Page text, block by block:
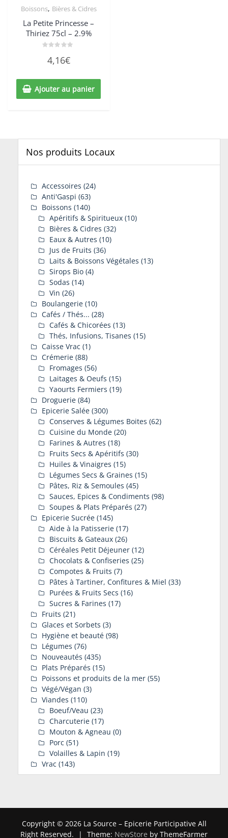
Boissons, Bières & Cidres
La Petite Princesse –
Thiriez 75cl – 2.9%
sur
4,16€
Ajouter au panier
Nos produits Locaux
Accessoires (24)
Anti'Gaspi (63)
Boissons (140)
Apéritifs & Spiritueux (10)
Bières & Cidres (32)
Eaux & Autres (10)
Jus de Fruits (36)
Laits & Boissons Végétales (13)
Sirops Bio (4)
Sodas (14)
Vin (26)
Boulangerie (10)
Cafés / Thés... (28)
Cafés & Chicorées (13)
Thés, Infusions, Tisanes (15)
Caisse Vrac (1)
Crémerie (88)
Fromages (56)
Laitages & Oeufs (15)
Yaourts Fermiers (19)
Droguerie (84)
Epicerie Salée (300)
Conserves & Légumes Boites (62)
Cuisine du Monde (20)
Farines & Autres (18)
Fruits Secs & Apéritifs (30)
Huiles & Vinaigres (15)
Légumes Secs & Graines (15)
Pâtes, Riz & Semoules (45)
Sauces, Epices & Condiments (98)
Soupes & Plats Préparés (27)
Epicerie Sucrée (145)
Aide à la Patisserie (17)
Biscuits & Gateaux (26)
Céréales Petit Déjeuner (12)
Chocolats & Confiseries (25)
Compotes & Fruits (7)
Pâtes à Tartiner, Confitures & Miel (33)
Purées & Fruits Secs (16)
Sucres & Farines (17)
Fruits (21)
Glaces et Sorbets (3)
Hygiène et beauté (98)
Légumes (76)
Nouveautés (435)
Plats Préparés (15)
Poissons et produits de la mer (55)
Végé/Végan (3)
Viandes (110)
Boeuf/Veau (23)
Charcuterie (17)
Mouton & Agneau (0)
Porc (51)
Volailles & Lapin (19)
Vrac (143)
Copyright © 2026 La Source – Epicerie Participative All
Right Reserved.
| Theme: NewStore by ThemeFarmer